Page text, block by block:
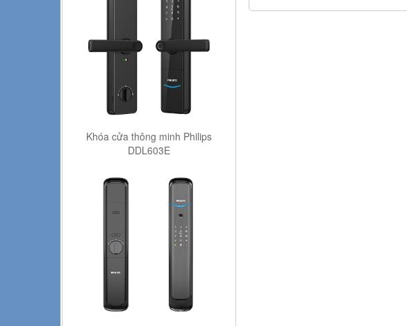
Khóa cửa thông minh Philips
DDL603E